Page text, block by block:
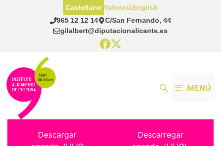
965 12 12 14
C/San Fernando, 44
gilalbert@diputacionalicante.es
Castellano ValenciàEnglish
MENÚ
Descargar
Descarregar